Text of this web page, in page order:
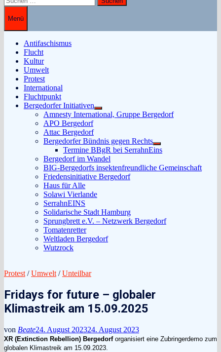
nach:
Menü
Antifaschismus
Flucht
Kultur
Umwelt
Protest
International
Fluchtpunkt
Bergedorfer Initiativen
Untermenü
anzeigen
Amnesty International, Gruppe Bergedorf
APO Bergedorf
Attac Bergedorf
Bergedorfer Bündnis gegen Rechts
Untermenü
anzeigen
Termine BBgR bei SerrahnEins
Bergedorf im Wandel
BIG-Bergedorfs insektenfreundliche Gemeinschaft
Friedensinitiative Bergedorf
Haus für Alle
Solawi Vierlande
SerrahnEINS
Solidarische Stadt Hamburg
Sprungbrett e.V. – Netzwerk Bergedorf
Tomatenretter
Weltladen Bergedorf
Wutzrock
Protest /Umwelt /Unteilbar
Fridays for future – globaler
Klimastreik am 15.09.2025
von Beate24. August 202324. August 2023
XR (Extinction Rebellion) Bergedorforganisiert eine Zubringerdemo zum
globalen Klimastreik am 15.09.2023.